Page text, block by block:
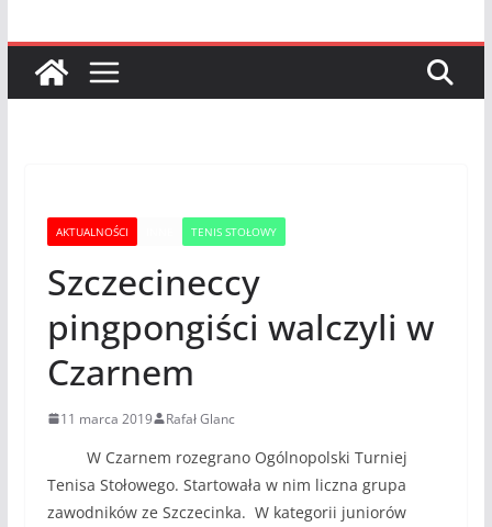
AKTUALNOŚCI TENIS STOŁOWY
Szczecineccy
pingpongiści walczyli w
Czarnem
11 marca 2019 Rafał Glanc
W Czarnem rozegrano Ogólnopolski Turniej
Tenisa Stołowego. Startowała w nim liczna grupa
zawodników ze Szczecinka. W kategorii juniorów